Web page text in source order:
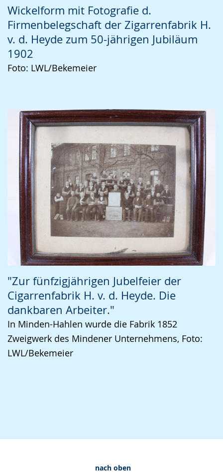
Wickelform mit Fotografie d.
Firmenbelegschaft der Zigarrenfabrik H.
v. d. Heyde zum 50-jährigen Jubiläum
1902
Foto: LWL/Bekemeier
"Zur fünfzigjährigen Jubelfeier der
Cigarrenfabrik H. v. d. Heyde. Die
dankbaren Arbeiter."
In Minden-Hahlen wurde die Fabrik 1852
Zweigwerk des Mindener Unternehmens, Foto:
LWL/Bekemeier
nach oben